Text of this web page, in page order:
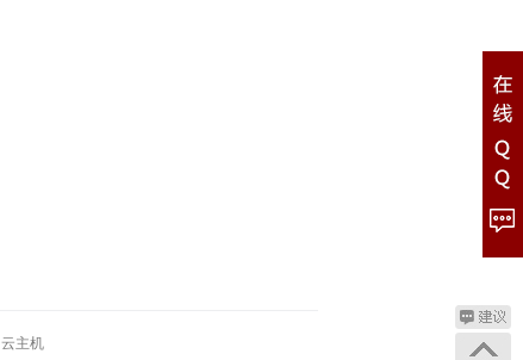
云主机